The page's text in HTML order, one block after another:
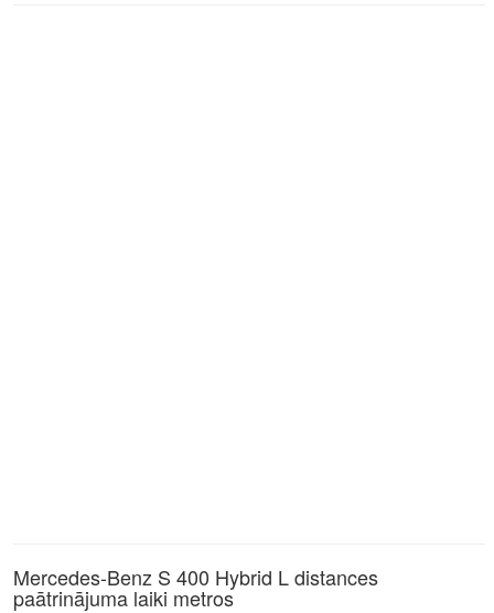
Mercedes-Benz S 400 Hybrid L distances
paātrinājuma laiki metros